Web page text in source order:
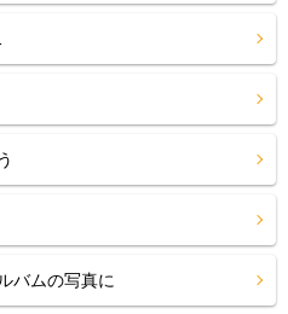
バムの写真に